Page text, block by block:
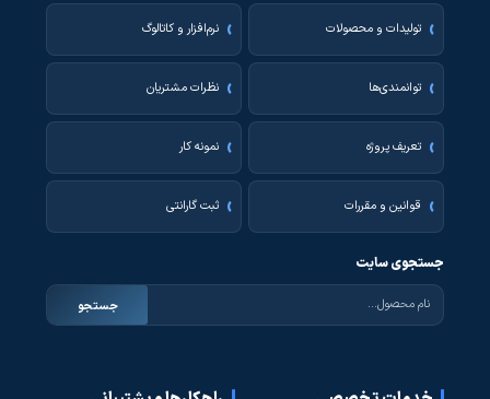
تولیدات و محصولات نرم‌افزار و کاتالوگ
توانمندی‌ها نظرات مشتریان
تعریف پروژه نمونه کار
قوانین و مقررات ثبت گارانتی
جستجوی سایت
جستجو